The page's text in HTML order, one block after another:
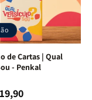
Harpa
|
-
Cruz
Laranja
de Cartas | Qual
- Penkal